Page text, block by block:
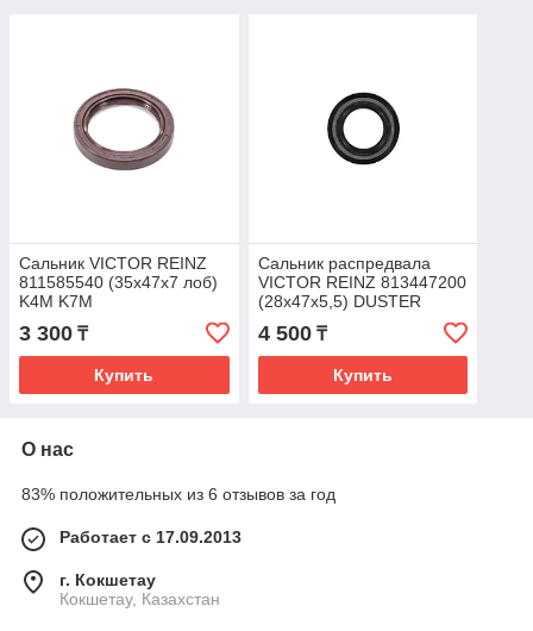
Сальник VICTOR REINZ
811585540 (35х47х7 лоб)
K4M K7M
3 300 ₸
Купить
Сальник распредвала
VICTOR REINZ 813447200
(28х47х5,5) DUSTER
4 500₸
Купить
О нас
83% положительных из 6 отзывов за год
Работает с 17.09.2013
г. Кокшетау
Кокшетау, Казахстан